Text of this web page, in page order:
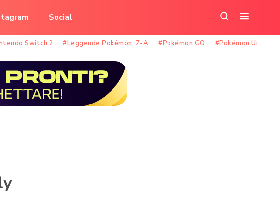
Social
nel
sito
il
menu
Switch 2 #Leggende Pokémon: Z-A #Pokémon GO #Pokémon Unite